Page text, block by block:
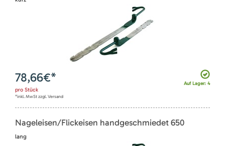
Auf Lager: 4
78,66€*
pro Stück
*inkl. MwSt zzgl. Versand
Nageleisen/Flickeisen handgeschmiedet 650
lang